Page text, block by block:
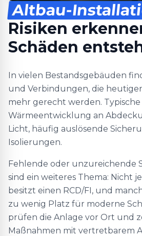
Altbau-
Risiken
Schäden
In vielen Bestandsgebäuden
und Verbindungen, die
mehr gerecht werden. Typische
Wärmeentwicklung an
Licht, häufig auslösende
Isolierungen.
Fehlende oder unzureichende
sind ein weiteres Thema: Nicht
besitzt einen RCD/FI, und
zu wenig Platz für moderne
prüfen die Anlage vor Ort und
Maßnahmen mit vertretbarem